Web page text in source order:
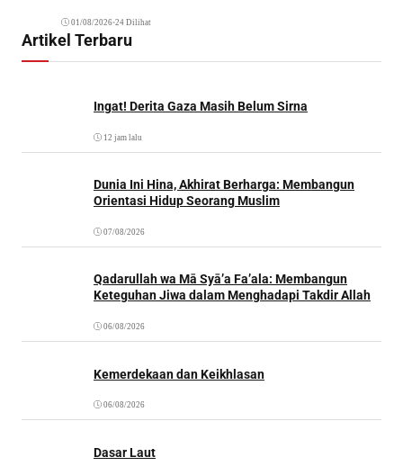
01/08/2026•24 Dilihat
Artikel Terbaru
Ingat! Derita Gaza Masih Belum Sirna
12 jam lalu
Dunia Ini Hina, Akhirat Berharga: Membangun
Orientasi Hidup Seorang Muslim
07/08/2026
Qadarullah wa Mā Syā’a Fa’ala: Membangun
Keteguhan Jiwa dalam Menghadapi Takdir Allah
06/08/2026
Kemerdekaan dan Keikhlasan
06/08/2026
Dasar Laut